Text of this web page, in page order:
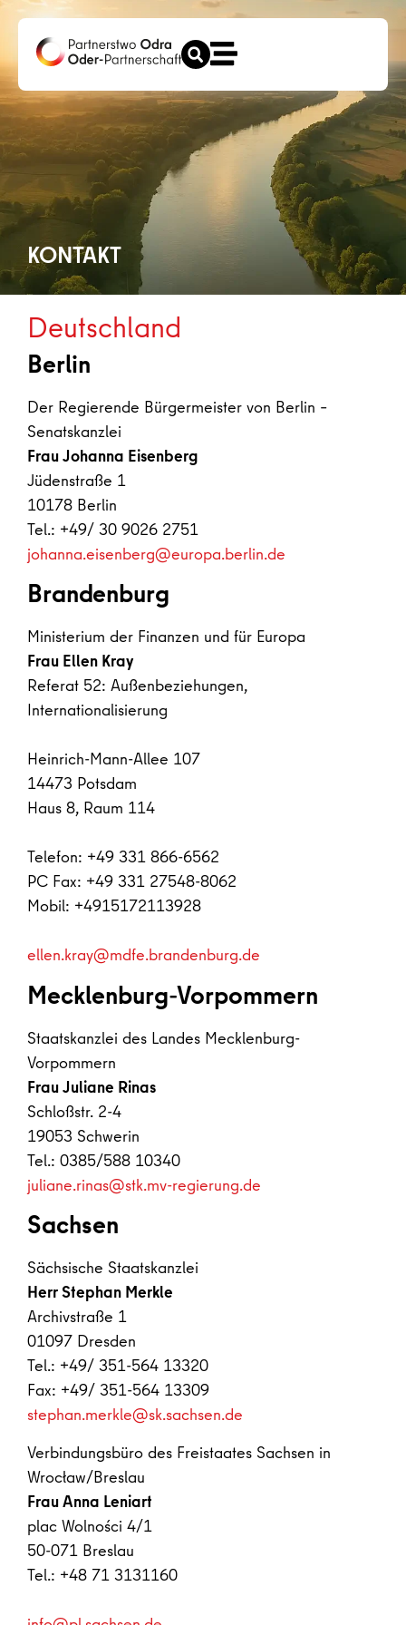
KONTAKT
Deutschland
Berlin
Der Regierende Bürgermeister von Berlin –
Senatskanzlei
Frau Johanna Eisenberg
Jüdenstraße 1
10178 Berlin
Tel.: +49/ 30 9026 2751
johanna.eisenberg@europa.berlin.de
Brandenburg
Ministerium der Finanzen und für Europa
Frau Ellen Kray
Referat 52: Außenbeziehungen,
Internationalisierung
Heinrich-Mann-Allee 107
14473 Potsdam
Haus 8, Raum 114
Telefon: +49 331 866-6562
PC Fax: +49 331 27548-8062
Mobil: +4915172113928
ellen.kray@mdfe.brandenburg.de
Mecklenburg-Vorpommern
Staatskanzlei des Landes Mecklenburg-
Vorpommern
Frau Juliane Rinas
Schloßstr. 2-4
19053 Schwerin
Tel.: 0385/588 10340
juliane.rinas@stk.mv-regierung.de
Sachsen
Sächsische Staatskanzlei
Herr Stephan Merkle
Archivstraße 1
01097 Dresden
Tel.: +49/ 351-564 13320
Fax: +49/ 351-564 13309
stephan.merkle@sk.sachsen.de
Verbindungsbüro des Freistaates Sachsen in
Wrocław/Breslau
Frau Anna Leniart
plac Wolności 4/1
50-071 Breslau
Tel.: +48 71 3131160